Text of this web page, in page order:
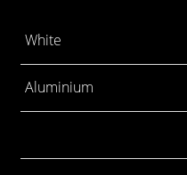
White
Aluminium